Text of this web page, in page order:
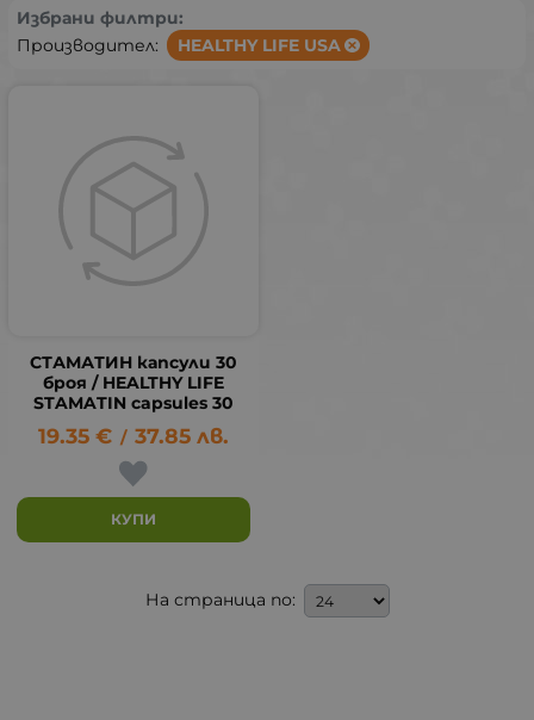
Избрани филтри:
Производител:
HEALTHY LIFE USA
СТАМАТИН капсули 30
броя / HEALTHY LIFE
STAMATIN capsules 30
19.35 € / 37.85 лв.
КУПИ
На страница по: